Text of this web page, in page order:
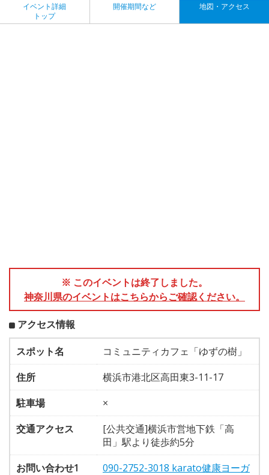
イベント詳細
トップ
開催期間など 地図・アクセス
※ このイベントは終了しました。
神奈川県のイベントはこちらからご確認ください。
アクセス情報
スポット名
コミュニティカフェ「ゆずの樹」
住所
横浜市港北区高田東3-11-17
駐車場
×
交通アクセス
[公共交通]横浜市営地下鉄「高
田」駅より徒歩約5分
お問い合わせ1
090-2752-3018 karato健康ヨーガ